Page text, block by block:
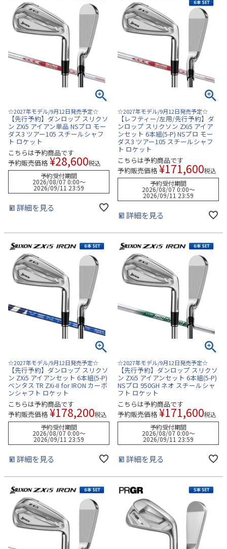
☆2027年モデル/9月12日発売予定☆
【先行予約】ダンロップ スリクソ
ン ZXi5 アイアン単品 NSプロ モー
ダス3 ツアー105 スチールシャフ
ト ロケット
こちらは予約商品です
予約販売価格 ¥28,600税込
予約受付期間
2026/08/07 0:00〜
2026/09/11 23:59
詳細を見る
☆2027年モデル/9月12日発売予定☆
【レフティー/左用/先行予約】ダ
ンロップ スリクソン ZXi5 アイア
ンセット 6本組(5-P) NSプロ モー
ダス3 ツアー105 スチールシャフ
ト ロケット
こちらは予約商品です
予約販売価格 ¥171,600税込
予約受付期間
2026/08/07 0:00〜
2026/09/11 23:59
詳細を見る
☆2027年モデル/9月12日発売予定☆
【先行予約】ダンロップ スリクソ
ン ZXi5 アイアンセット 6本組(5-P)
ベンタス TR ZXi-II for IRON カーボ
ンシャフト ロケット
こちらは予約商品です
予約販売価格 ¥178,200税込
予約受付期間
2026/08/07 0:00〜
2026/09/11 23:59
詳細を見る
☆2027年モデル/9月12日発売予定☆
【先行予約】ダンロップ スリクソ
ン ZXi5 アイアンセット 6本組(5-P)
NSプロ 950GH ネオ スチールシャ
フト ロケット
こちらは予約商品です
予約販売価格 ¥171,600税込
予約受付期間
2026/08/07 0:00〜
2026/09/11 23:59
詳細を見る